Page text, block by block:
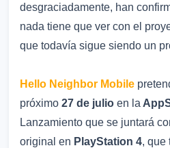
desgraciadamente, han
nada tiene que ver con el
que todavía sigue siendo un
Hello Neighbor Mobile
próximo 27 de julio en la
Lanzamiento que se juntará
original en PlayStation 4, que